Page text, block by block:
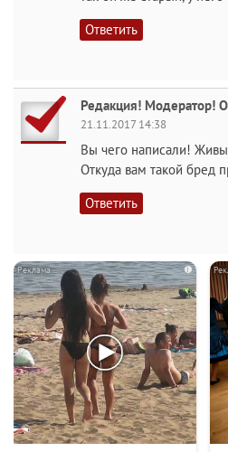
Ответить
Редакция! Модератор!
21.11.2017 14:38
Вы чего написали!
Откуда вам такой бред
Ответить
i